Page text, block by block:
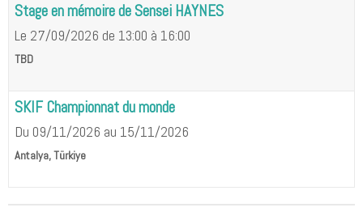
Stage en mémoire de Sensei HAYNES
Le 27/09/2026 de 13:00 à 16:00
TBD
SKIF Championnat du monde
Du 09/11/2026 au 15/11/2026
Antalya, Türkiye